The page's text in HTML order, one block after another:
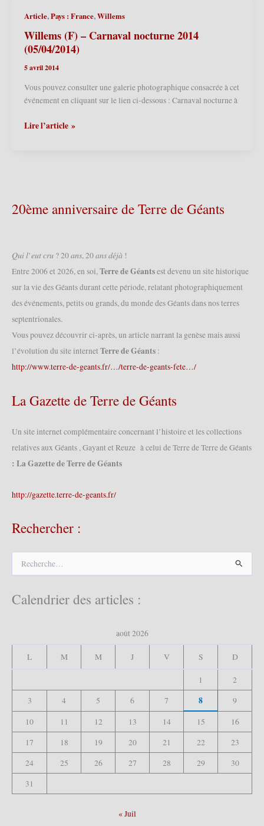
Baptême
de
la
Émilie
(06/03/2016)
Article,Pays : France,Willems
Willems (F) – Carnaval nocturne 2014
(05/04/2014)
5 avril 2014
Vous pouvez consulter une galerie photographique consacrée à cet
événement en cliquant sur le lien ci-dessous : Carnaval nocturne à
Willems
(05/04/2014)
Lire l’article »
20ème anniversaire de Terre de Géants
𝑄𝑢𝑖 𝑙’𝑒𝑢𝑡 𝑐𝑟𝑢 ? 20 𝑎𝑛𝑠, 20 𝑎𝑛𝑠 𝑑𝑒́𝑗𝑎̀ !
Entre 2006 et 2026, en soi,Terre de Géantsest devenu un site historique
sur la vie des Géants durant cette période, relatant photographiquement
des événements, petits ou grands, du monde des Géants dans nos terres
septentrionales.
Vous pouvez découvrir ci-après, un article narrant la genèse mais aussi
l’évolution du site internet Terre de Géants :
http://www.terre-de-geants.fr/…/terre-de-geants-fete…/
La Gazette de Terre de Géants
Un site internet complémentaire concernant l’histoire et les collections
relatives aux Géants , Gayant et Reuze à celui de Terre de Terre de Géants
: La Gazette de Terre de Géants
http://gazette.terre-de-geants.fr/
Rechercher :
e
Calendrier des articles :
août 2026
L M M J V S D
1
2
3
4 5 6 7 8
9
10
11 12 13 14 15
16
17
18 19 20 21 22
23
24
25 26 27 28 29
30
31
« Juil